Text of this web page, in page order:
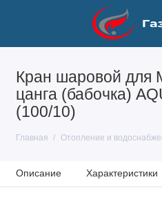
Кран шаровой для
цанга (бабочка)
(100/10)
Главная Отопление и
Описание Характеристики